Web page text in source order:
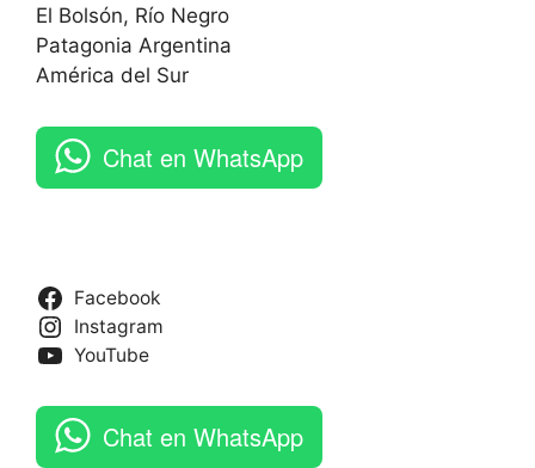
El Bolsón, Río Negro
Patagonia Argentina
América del Sur
Chat en WhatsApp
Facebook
Instagram
YouTube
Chat en WhatsApp